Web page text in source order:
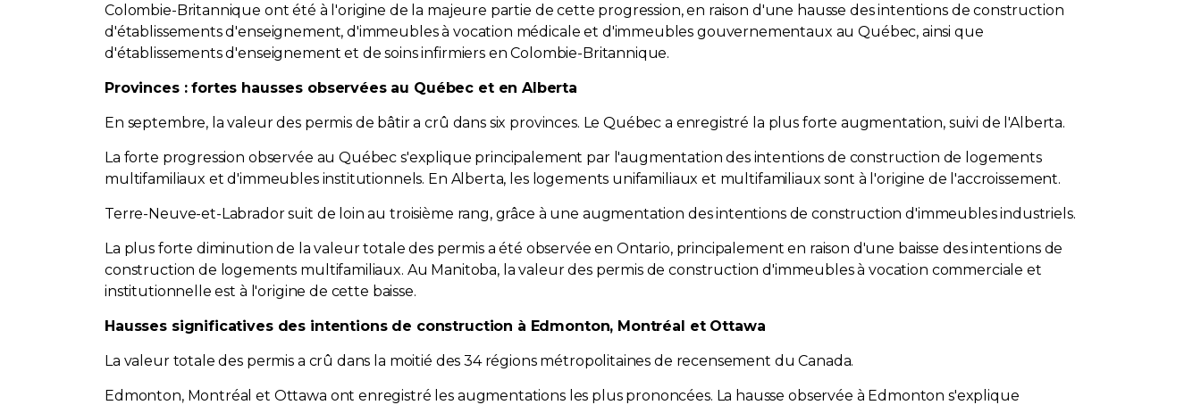
Colombie-Britannique ont été à l'origine de la majeure partie de cette progression, en raison d'une hausse des intentions de construction
d'établissements d'enseignement, d'immeubles à vocation médicale et d'immeubles gouvernementaux au Québec, ainsi que
d'établissements d'enseignement et de soins infirmiers en Colombie-Britannique.
Provinces : fortes hausses observées au Québec et en Alberta
En septembre, la valeur des permis de bâtir a crû dans six provinces. Le Québec a enregistré la plus forte augmentation, suivi de l'Alberta.
La forte progression observée au Québec s'explique principalement par l'augmentation des intentions de construction de logements
multifamiliaux et d'immeubles institutionnels. En Alberta, les logements unifamiliaux et multifamiliaux sont à l'origine de l'accroissement.
Terre-Neuve-et-Labrador suit de loin au troisième rang, grâce à une augmentation des intentions de construction d'immeubles industriels.
La plus forte diminution de la valeur totale des permis a été observée en Ontario, principalement en raison d'une baisse des intentions de
construction de logements multifamiliaux. Au Manitoba, la valeur des permis de construction d'immeubles à vocation commerciale et
institutionnelle est à l'origine de cette baisse.
Hausses significatives des intentions de construction à Edmonton, Montréal et Ottawa
La valeur totale des permis a crû dans la moitié des 34 régions métropolitaines de recensement du Canada.
Edmonton, Montréal et Ottawa ont enregistré les augmentations les plus prononcées. La hausse observée à Edmonton s'explique